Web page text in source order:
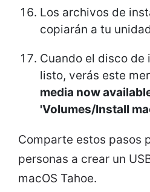
Los archivos de
copiarán a tu
Cuando el disco de
listo, verás este
media now
'Volumes/Install
Comparte estos pasos
personas a crear un
macOS Tahoe.